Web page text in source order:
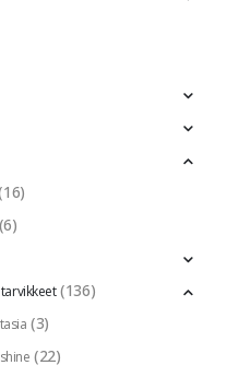
(6)
(136)
(3)
(22)